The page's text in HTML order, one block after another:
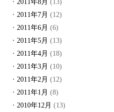
2011年8月 (13)
2011年7月 (12)
2011年6月 (6)
2011年5月 (13)
2011年4月 (18)
2011年3月 (10)
2011年2月 (12)
2011年1月 (8)
2010年12月 (13)